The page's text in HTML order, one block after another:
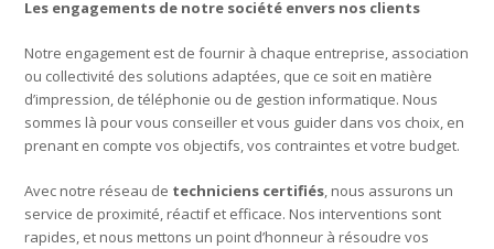
Les engagements de notre société envers nos clients
Notre engagement est de fournir à chaque entreprise, association
ou collectivité des solutions adaptées, que ce soit en matière
d’impression, de téléphonie ou de gestion informatique. Nous
sommes là pour vous conseiller et vous guider dans vos choix, en
prenant en compte vos objectifs, vos contraintes et votre budget.
Avec notre réseau de techniciens certifiés, nous assurons un
service de proximité, réactif et efficace. Nos interventions sont
rapides, et nous mettons un point d’honneur à résoudre vos